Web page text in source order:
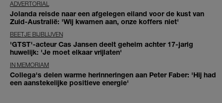
ADVERTORIAL
Jolanda reisde naar een afgelegen eiland voor de kust van
Zuid-Australië: 'Wij kwamen aan, onze koffers niet'
BEETJE BIJBLIJVEN
'GTST'-acteur Cas Jansen deelt geheim achter 17-jarig
huwelijk: 'Je moet elkaar vrijlaten'
IN MEMORIAM
Collega's delen warme herinneringen aan Peter Faber: 'Hij had
een aanstekelijke positieve energie'